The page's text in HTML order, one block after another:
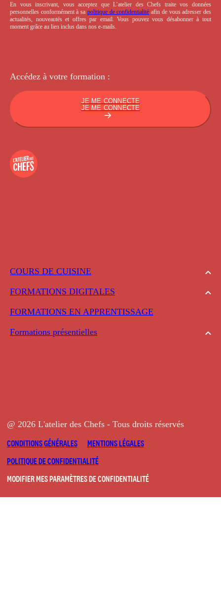
COURS DE CUISINE
FORMATIONS DIGITALES
FORMATIONS EN APPRENTISSAGE
Formations présentielles
En vous inscrivant, vous acceptez que L’atelier des Chefs traite vos données
personnelles conformément à sa politique de confidentialité afin de vous adresser des
actualités, nouveautés et offres par email. Vous pouvez vous désabonner à tout
moment grâce au lien inclus dans nos e-mails.
Accédez à votre formation :
JE ME CONNECTE
JE ME CONNECTE
@ 2026 L'atelier des Chefs - Tous droits réservés
CONDITIONS GÉNÉRALES
MENTIONS LÉGALES
POLITIQUE DE CONFIDENTIALITÉ
MODIFIER MES PARAMÈTRES DE CONFIDENTIALITÉ